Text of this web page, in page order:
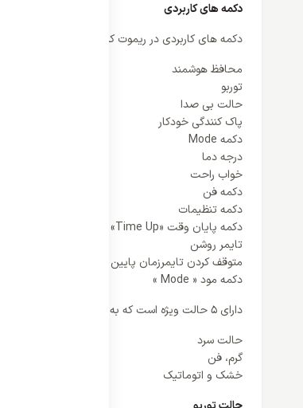
دکمه های کاربردی
دکمه های کاربردی در ریموت کنترل عبارتند از:
محافظ هوشمند
توربو
حالت بی صدا
پاک کنندگی خودکار
دکمه Mode
درجه دما
خواب راحت
دکمه فن
دکمه تنظیمات
دکمه پایان وقت «Time Up»
تایمر روشن
متوقف کردن تایمرزمان پایین و دکمه لغو تمامی
دکمه مود « Mode »
دارای 5 حالت ویژه است که به صورت متغیر می توانید هر کدام از آنها را انتخاب کرد از جمله:
حالت سرد
گرم، فن
خشک و اتوماتیک